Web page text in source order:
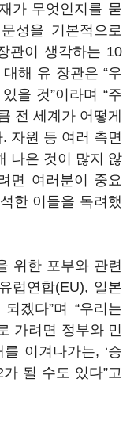
가 무엇인지를 묻
성을 기본적으로
관이 생각하는 10
해 유 장관은 “우
을 것”이라며 “주
전 세계가 어떻게
자원 등 여러 측면
나은 것이 많지 않
면 여러분이 중요
한 이들을 독려했
위한 포부와 관련
럽연합(EU), 일본
겠다”며 “우리는
가려면 정부와 민
이겨나가는, ‘승
될 수도 있다”고